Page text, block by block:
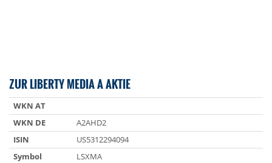
ZUR LIBERTY MEDIA A AKTIE
WKN AT
WKN DE
A2AHD2
ISIN
US5312294094
Symbol
LSXMA